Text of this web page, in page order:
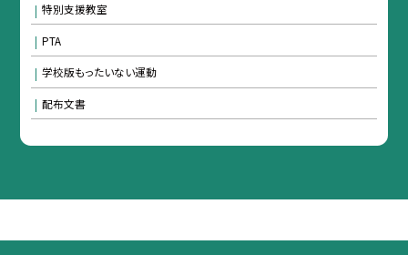
特別支援教室
PTA
学校版もったいない運動
配布文書